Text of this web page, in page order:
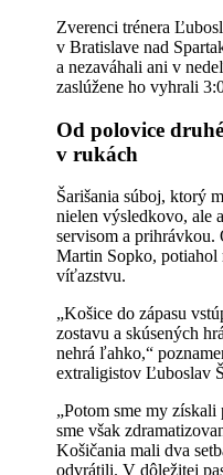
Zverenci trénera
v Bratislave nad
a nezaváhali ani v
zaslúžene ho vyhrali
Od polovice
v rukách
Šarišania súboj, ktorý
nielen výsledkovo, ale
servisom a
Martin Sopko, potiahol
víťazstvu.
„Košice do zápasu
zostavu a skúsených
nehrá ľahko,“
extraligistov Ľuboslav
„Potom sme my
sme však
Košičania mali dva
odvrátili. V dôležitej